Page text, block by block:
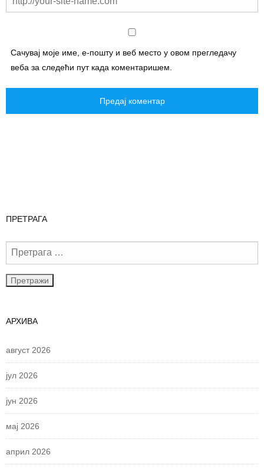
Сачувај моје име, е-пошту и веб место у овом прегледачу
веба за следећи пут када коментаришем.
ПРЕТРАГА
АРХИВА
август 2026
јул 2026
јун 2026
мај 2026
април 2026